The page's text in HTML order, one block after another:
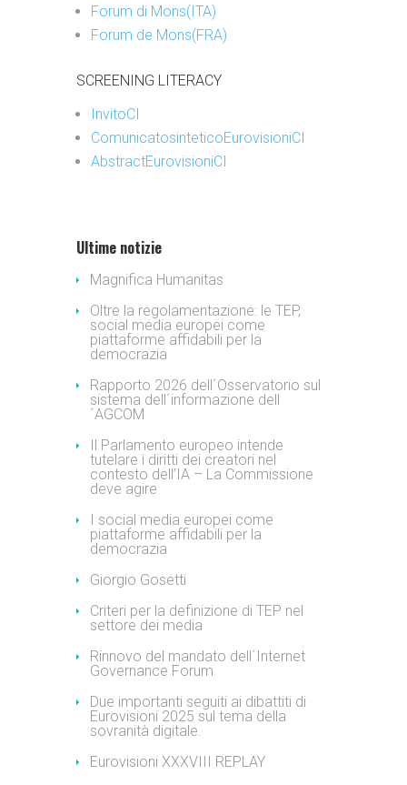
Forum di Mons(ITA)
Forum de Mons(FRA)
SCREENING LITERACY
InvitoCI
ComunicatosinteticoEurovisioniCI
AbstractEurovisioniCI
Ultime notizie
Magnifica Humanitas
Oltre la regolamentazione: le TEP,
social media europei come
piattaforme affidabili per la
democrazia
Rapporto 2026 dell´Osservatorio sul
sistema dell´informazione dell
´AGCOM
Il Parlamento europeo intende
tutelare i diritti dei creatori nel
contesto dell’IA – La Commissione
deve agire
I social media europei come
piattaforme affidabili per la
democrazia
Giorgio Gosetti
Criteri per la definizione di TEP nel
settore dei media
Rinnovo del mandato dell´Internet
Governance Forum
Due importanti seguiti ai dibattiti di
Eurovisioni 2025 sul tema della
sovranità digitale.
Eurovisioni XXXVIII REPLAY